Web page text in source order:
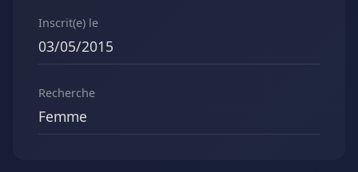
Inscrit(e) le
03/05/2015
Recherche
Femme